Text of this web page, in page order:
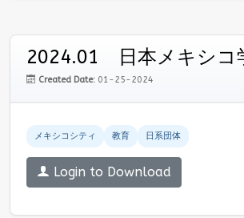
2024.01 日本メキシコ
Created Date: 01-25-2024
メキシコシティ 教育 日系団体
Login to Download